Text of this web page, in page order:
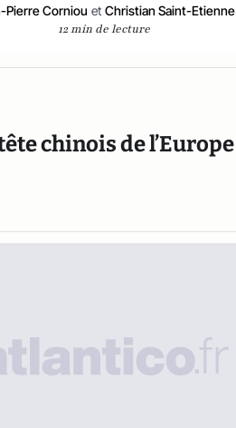
Pierre Corniou et Christian Saint-Etienne
12 min de lecture
chinois de l’Europe